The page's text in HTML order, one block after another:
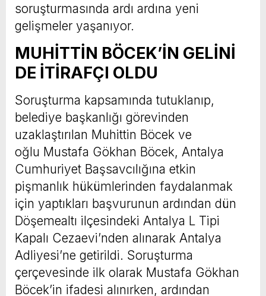
soruşturmasında ardı ardına yeni
gelişmeler yaşanıyor.
MUHİTTİN BÖCEK’İN GELİNİ
DE İTİRAFÇI OLDU
Soruşturma kapsamında tutuklanıp,
belediye başkanlığı görevinden
uzaklaştırılan Muhittin Böcek ve
oğlu Mustafa Gökhan Böcek, Antalya
Cumhuriyet Başsavcılığına etkin
pişmanlık hükümlerinden faydalanmak
için yaptıkları başvurunun ardından dün
Döşemealtı ilçesindeki Antalya L Tipi
Kapalı Cezaevi’nden alınarak Antalya
Adliyesi’ne getirildi. Soruşturma
çerçevesinde ilk olarak Mustafa Gökhan
Böcek’in ifadesi alınırken, ardından